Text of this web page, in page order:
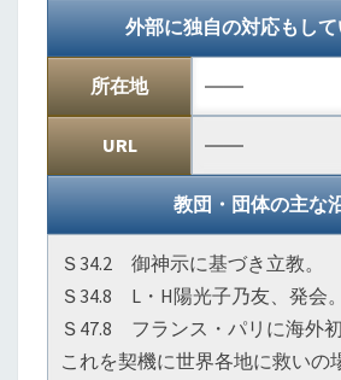
外部に独自の対応もし
所在地 ――
URL ――
教団・団体の主な
Ｓ34.2 御神示に基づき立教。
Ｓ34.8 L・H陽光子乃友、発会。
Ｓ47.8 フランス・パリに海外初
これを契機に世界各地に救いの